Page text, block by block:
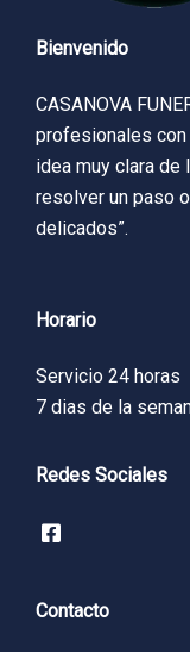
Bienvenido
CASANOVA
profesionales con
idea muy clara de
resolver un paso
delicados”.
Horario
Servicio 24 horas
7 dias de la
Redes Sociales
Contacto